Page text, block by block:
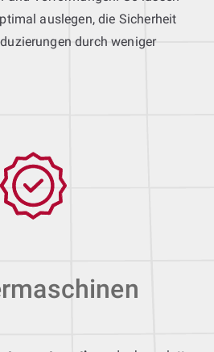
auslegen, die Sicherheit
durch weniger